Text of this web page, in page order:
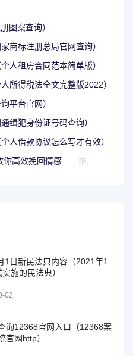
图案查询）
商标注册总局官网查询）
人租房合同范本简单版）
所得税法全文完整版2022）
平台官网）
缉犯身份证号码查询）
人借款协议怎么写才有效）
你高效挽回情感
推广
1日新民法典内容（2021年1
施的民法典）
02
询12368官网入口（12368案
官网http）